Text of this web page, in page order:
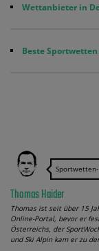
Wettanbieter in
Beste Sportwetten
Thomas Haider
Thomas ist seit über 15
Online-Portal, bevor er
Österreichs, der
und Ski Alpin kam er zu